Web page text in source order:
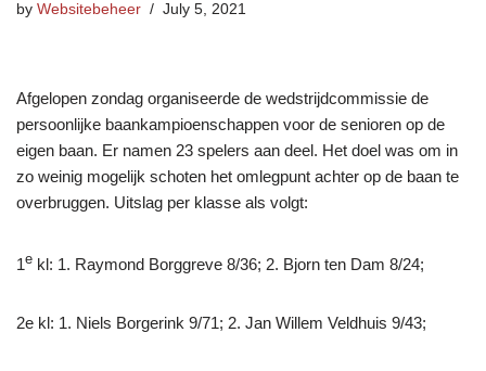
by Websitebeheer July 5, 2021
Afgelopen zondag organiseerde de wedstrijdcommissie de
persoonlijke baankampioenschappen voor de senioren op de
eigen baan. Er namen 23 spelers aan deel. Het doel was om in
zo weinig mogelijk schoten het omlegpunt achter op de baan te
overbruggen. Uitslag per klasse als volgt:
1e kl: 1. Raymond Borggreve 8/36; 2. Bjorn ten Dam 8/24;
2e kl: 1. Niels Borgerink 9/71; 2. Jan Willem Veldhuis 9/43;